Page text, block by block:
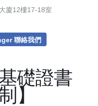
廈12樓17-18室
聯絡我們
礎證書
】